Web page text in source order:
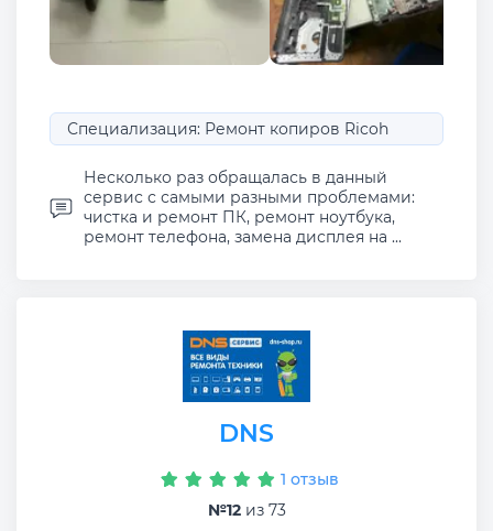
Специализация: Ремонт копиров Ricoh
Несколько раз обращалась в данный
сервис с самыми разными проблемами:
чистка и ремонт ПК, ремонт ноутбука,
ремонт телефона, замена дисплея на ...
DNS
1 отзыв
№12из 73